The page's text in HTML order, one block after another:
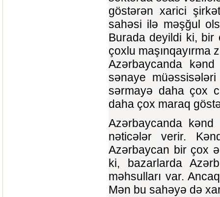
göstərən xarici
sahəsi ilə məşğul
Burada deyildi ki, bir
çoxlu maşınqayırma
Azərbaycanda kənd
sənaye
sərmayə daha çox
daha çox maraq
Azərbaycanda kənd
nəticələr verir.
Azərbaycan bir çox
ki, bazarlarda
məhsulları var.
Mən bu sahəyə də